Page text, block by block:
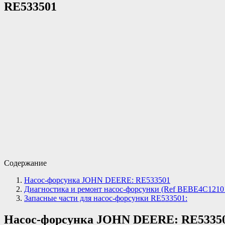
RE533501
Содержание
Насос-форсунка JOHN DEERE: RE533501
Диагностика и ремонт насос-форсунки (Ref
Запасные части для насос-форсунки RE533501:
Насос-форсунка JOHN DEERE: